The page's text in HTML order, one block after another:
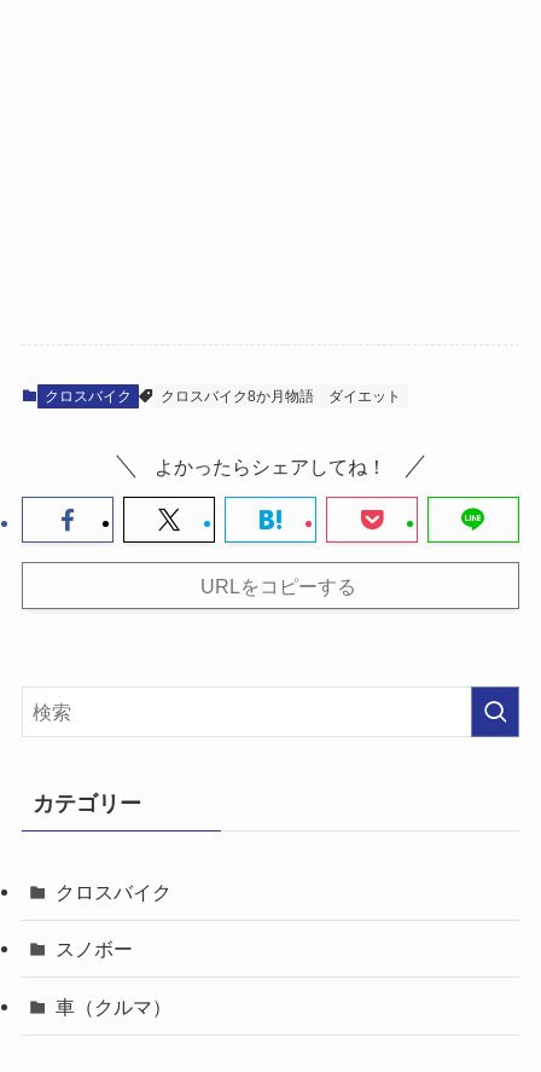
クロスバイク クロスバイク8か月物語 ダイエット
よかったらシェアしてね！
URLをコピーする
カテゴリー
クロスバイク
スノボー
車（クルマ）